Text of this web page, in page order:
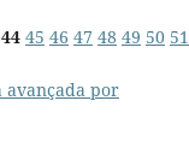
44 45 46 47 48 49 50 51
avançada por